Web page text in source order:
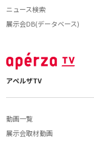
ニュース検索
展示会DB(データベース)
アペルザTV
動画一覧
展示会取材動画